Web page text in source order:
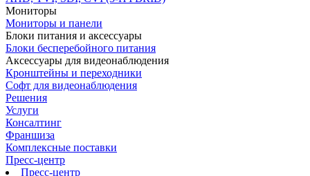
Мониторы
Мониторы и панели
Блоки питания и аксессуары
Блоки бесперебойного питания
Аксессуары для видеонаблюдения
Кронштейны и переходники
Софт для видеонаблюдения
Решения
Услуги
Консалтинг
Франшиза
Комплексные поставки
Пресс-центр
Пресс-центр